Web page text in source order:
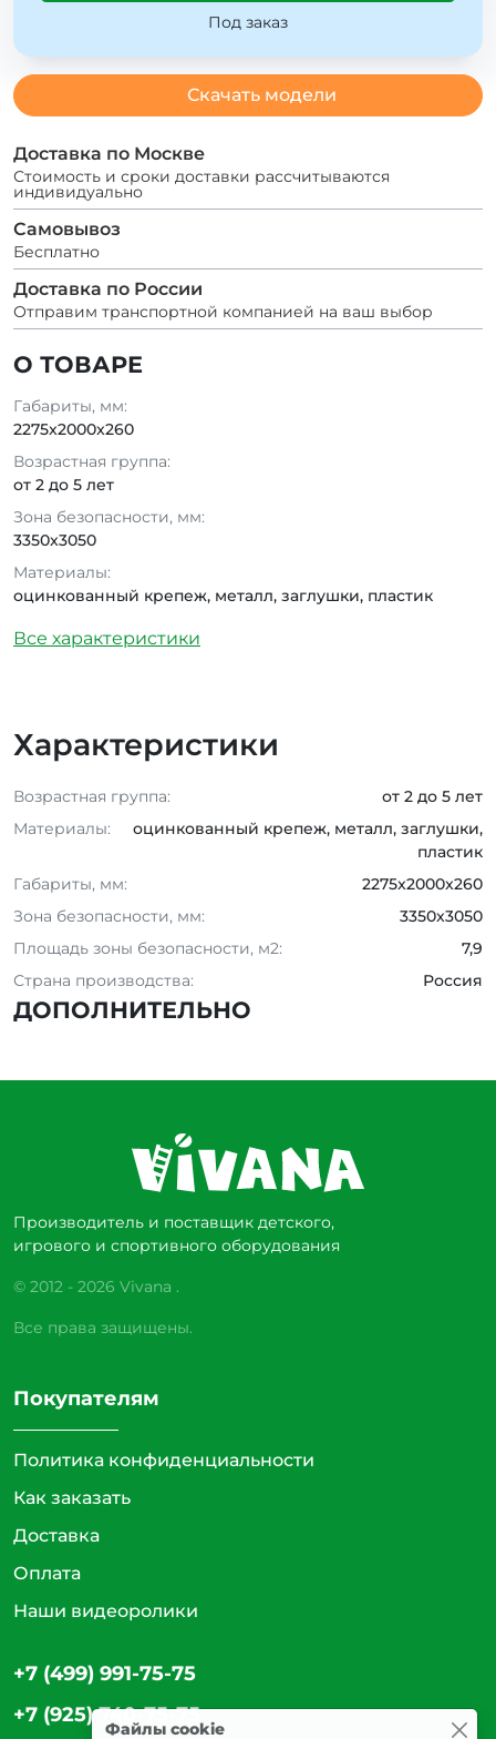
О ТОВАРЕ
Габариты, мм:
2275x2000x260
Возрастная группа:
от 2 до 5 лет
Зона безопасности, мм:
3350x3050
Материалы:
оцинкованный крепеж, металл, заглушки, пластик
Все характеристики
Под заказ
Скачать модели
Доставка по Москве
Стоимость и сроки доставки рассчитываются
индивидуально
Самовывоз
Бесплатно
Доставка по России
Отправим транспортной компанией на ваш выбор
Характеристики
Возрастная группа:
от 2 до 5 лет
Материалы:
оцинкованный крепеж, металл, заглушки,
пластик
Габариты, мм:
2275x2000x260
Зона безопасности, мм:
3350x3050
Площадь зоны безопасности, м2:
7,9
Страна производства:
Россия
ДОПОЛНИТЕЛЬНО
Производитель и поставщик детского,
игрового и спортивного оборудования
© 2012 - 2026 Vivana .
Все права защищены.
Покупателям
Политика конфиденциальности
Как заказать
Доставка
Оплата
Наши видеоролики
+7 (499) 991-75-75
+7 (925) 740-75-75
Файлы cookie